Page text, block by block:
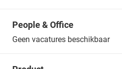
People & Office
Geen vacatures beschikbaar